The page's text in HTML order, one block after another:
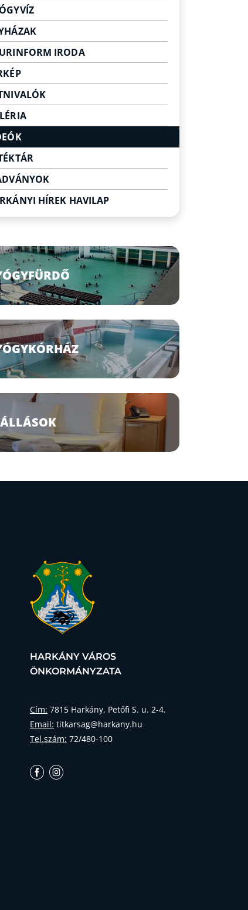
IRODA
Látnivalók Harkányban
Egyéb szabadidő eltöltési
lehetőségek
HÍREK HAVILAP
HARKÁNY VÁROS
ÖNKORMÁNYZATA
Cím: 7815 Harkány, Petőfi S. u. 2-4.
Email: titkarsag@harkany.hu
Tel.szám: 72/480-100